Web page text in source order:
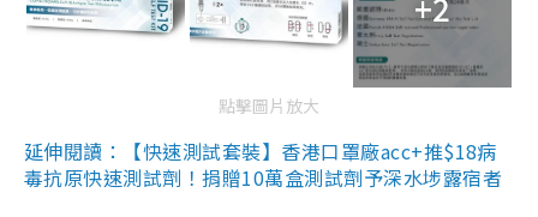
點擊圖片放大
延伸閱讀：【快速測試套裝】香港口罩廠acc+推$18病
毒抗原快速測試劑！捐贈10萬盒測試劑予深水埗露宿者